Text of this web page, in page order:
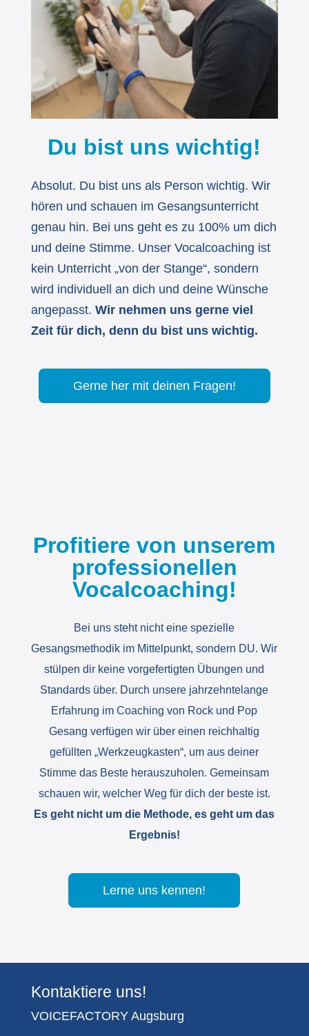
Du bist uns wichtig!
Absolut. Du bist uns als Person wichtig. Wir
hören und schauen im Gesangsunterricht
genau hin. Bei uns geht es zu 100% um dich
und deine Stimme. Unser Vocalcoaching ist
kein Unterricht „von der Stange“, sondern
wird individuell an dich und deine Wünsche
angepasst. Wir nehmen uns gerne viel
Zeit für dich, denn du bist uns wichtig.
Gerne her mit deinen Fragen!
Profitiere von unserem
professionellen
Vocalcoaching!
Bei uns steht nicht eine spezielle
Gesangsmethodik im Mittelpunkt, sondern DU. Wir
stülpen dir keine vorgefertigten Übungen und
Standards über. Durch unsere jahrzehntelange
Erfahrung im Coaching von Rock und Pop
Gesang verfügen wir über einen reichhaltig
gefüllten „Werkzeugkasten“, um aus deiner
Stimme das Beste herauszuholen. Gemeinsam
schauen wir, welcher Weg für dich der beste ist.
Es geht nicht um die Methode, es geht um das
Ergebnis!
Lerne uns kennen!
Kontaktiere uns!
VOICEFACTORY Augsburg